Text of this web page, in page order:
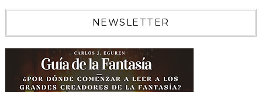
NEWSLETTER